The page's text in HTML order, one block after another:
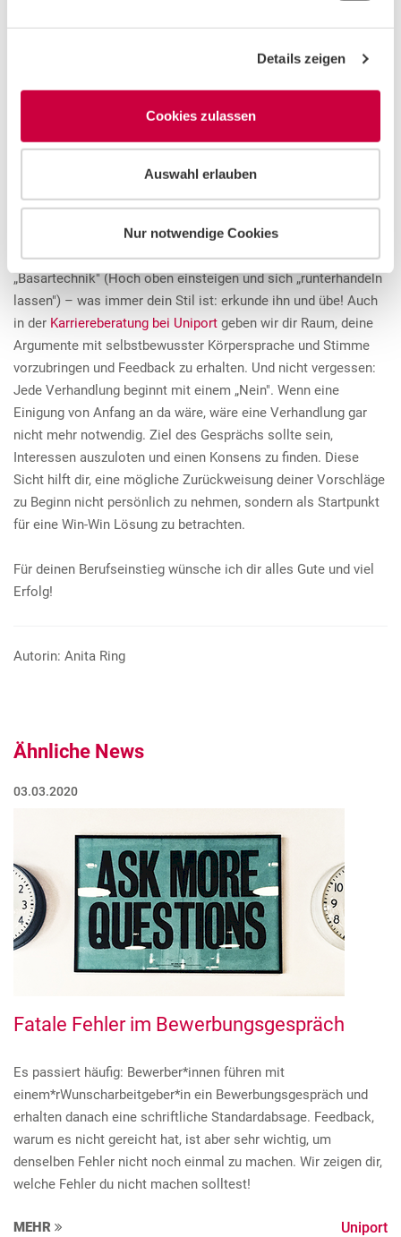
Details zeigen
Cookies zulassen
Auswahl erlauben
Nur notwendige Cookies
Kundenkontakte und Netzwerke…)?
Das können wichtige Argumente sein in der
Gehaltsverhandlung. Überlege an dieser Stelle auch, welche
könntest. Wichtig ist herauszufinden, welche
Argumentationslinie gleichermaßen überzeugend UND
authentisch ist. Nicht jede/r ist Fan der sogenannten
„Basartechnik" (Hoch oben einsteigen und sich „runterhandeln
lassen") – was immer dein Stil ist: erkunde ihn und übe! Auch
in der Karriereberatung bei Uniport geben wir dir Raum, deine
Argumente mit selbstbewusster Körpersprache und Stimme
vorzubringen und Feedback zu erhalten. Und nicht vergessen:
Jede Verhandlung beginnt mit einem „Nein". Wenn eine
Einigung von Anfang an da wäre, wäre eine Verhandlung gar
nicht mehr notwendig. Ziel des Gesprächs sollte sein,
Interessen auszuloten und einen Konsens zu finden. Diese
Sicht hilft dir, eine mögliche Zurückweisung deiner Vorschläge
zu Beginn nicht persönlich zu nehmen, sondern als Startpunkt
für eine Win-Win Lösung zu betrachten.
Für deinen Berufseinstieg wünsche ich dir alles Gute und viel
Erfolg!
Autorin: Anita Ring
Ähnliche News
03.03.2020
Fatale Fehler im Bewerbungsgespräch
Es passiert häufig: Bewerber*innen führen mit
einem*rWunscharbeitgeber*in ein Bewerbungsgespräch und
erhalten danach eine schriftliche Standardabsage. Feedback,
warum es nicht gereicht hat, ist aber sehr wichtig, um
denselben Fehler nicht noch einmal zu machen. Wir zeigen dir,
welche Fehler du nicht machen solltest!
MEHR Uniport